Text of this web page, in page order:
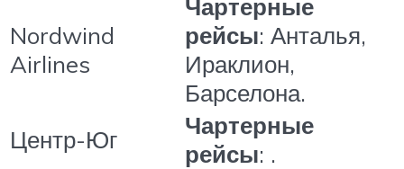
Nordwind
Airlines
Чартерные
рейсы: Анталья,
Ираклион,
Барселона.
Центр-Юг
Чартерные
рейсы: .